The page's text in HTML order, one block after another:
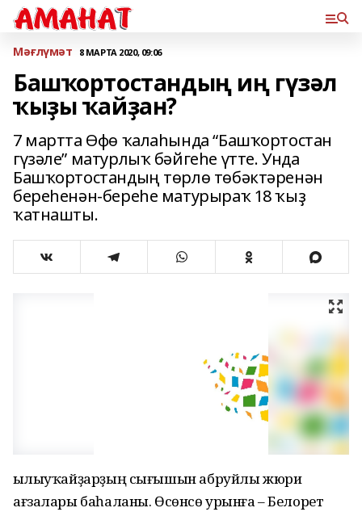
Мәғлүмәт 8 МАРТА 2020, 09:06
Башҡортостандың иң гүзәл
ҡыҙы ҡайҙан?
7 мартта Өфө ҡалаһында “Башҡортостан
гүзәле” матурлыҡ бәйгеһе үтте. Унда
Башҡортостандың төрлө төбәктәренән
береһенән-береһе матурыраҡ 18 ҡыҙ
ҡатнашты.
Һылыуҡайҙарҙың сығышын абруйлы жюри
ағзалары баһаланы. Өсөнсө урынға – Белорет